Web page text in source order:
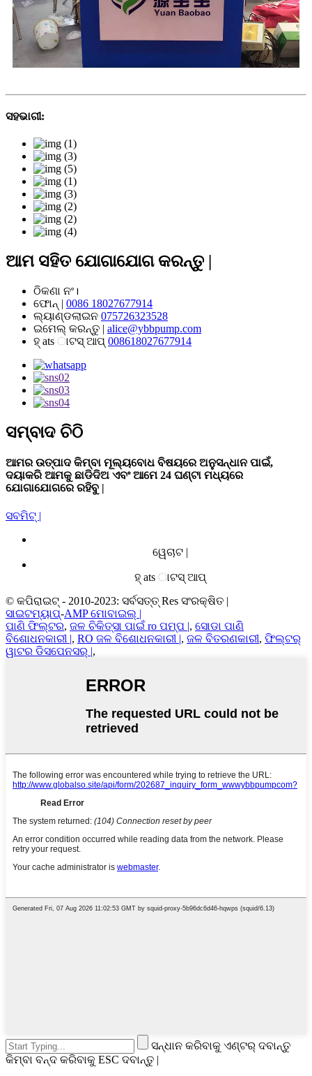
ସହଭାଗୀ:
ଆମ ସହିତ ଯୋଗାଯୋଗ କରନ୍ତୁ |
ଠିକଣା ନଂ।
ଫୋନ୍ | 0086 18027677914
ଲ୍ୟାଣ୍ଡଲାଇନ 075726323528
ଇମେଲ୍ କରନ୍ତୁ | alice@ybbpump.com
ହ୍ ats ାଟସ୍ ଆପ୍ 008618027677914
ସମ୍ବାଦ ଚିଠି
ଆମର ଉତ୍ପାଦ କିମ୍ବା ମୂଲ୍ୟବୋଧ ବିଷୟରେ ଅନୁସନ୍ଧାନ ପାଇଁ,
ଦୟାକରି ଆମକୁ ଛାଡିଦିଅ ଏବଂ ଆମେ 24 ଘଣ୍ଟା ମଧ୍ୟରେ
ଯୋଗାଯୋଗରେ ରହିବୁ |
ସବମିଟ୍ |
ୱେଚାଟ |
ହ୍ ats ାଟସ୍ ଆପ୍
© କପିରାଇଟ୍ - 2010-2023: ସର୍ବସତ୍ତ୍ Res ସଂରକ୍ଷିତ |
ସାଇଟମ୍ୟାପ୍-AMP ମୋବାଇଲ୍ |
ପାଣି ଫିଲ୍ଟର, ଜଳ ଚିକିତ୍ସା ପାଇଁ ro ପମ୍ପ |, ସୋଡା ପାଣି
ବିଶୋଧନକାରୀ |, RO ଜଳ ବିଶୋଧନକାରୀ |, ଜଳ ବିତରଣକାରୀ, ଫିଲ୍ଟର୍
ୱାଟର ଡିସପେନସର୍ |,
ସନ୍ଧାନ କରିବାକୁ ଏଣ୍ଟର୍ ଦବାନ୍ତୁ
କିମ୍ବା ବନ୍ଦ କରିବାକୁ ESC ଦବାନ୍ତୁ |